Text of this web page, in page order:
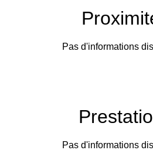
Pas d'informations
Pas d'informations